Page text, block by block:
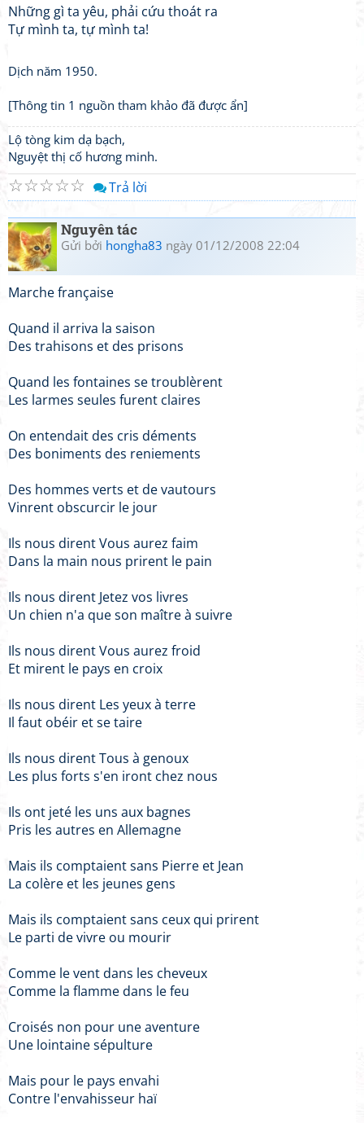
Những gì ta yêu, phải cứu thoát ra
Tự mình ta, tự mình ta!
Dịch năm 1950.
[Thông tin 1 nguồn tham khảo đã được ẩn]
Lộ tòng kim dạ bạch,
Nguyệt thị cố hương minh.
☆
☆
☆
☆
☆ Trả lời
Nguyên tác
Gửi bởi hongha83 ngày 01/12/2008 22:04
Marche française
Quand il arriva la saison
Des trahisons et des prisons
Quand les fontaines se troublèrent
Les larmes seules furent claires
On entendait des cris déments
Des boniments des reniements
Des hommes verts et de vautours
Vinrent obscurcir le jour
Ils nous dirent Vous aurez faim
Dans la main nous prirent le pain
Ils nous dirent Jetez vos livres
Un chien n'a que son maître à suivre
Ils nous dirent Vous aurez froid
Et mirent le pays en croix
Ils nous dirent Les yeux à terre
Il faut obéir et se taire
Ils nous dirent Tous à genoux
Les plus forts s'en iront chez nous
Ils ont jeté les uns aux bagnes
Pris les autres en Allemagne
Mais ils comptaient sans Pierre et Jean
La colère et les jeunes gens
Mais ils comptaient sans ceux qui prirent
Le parti de vivre ou mourir
Comme le vent dans les cheveux
Comme la flamme dans le feu
Croisés non pour une aventure
Une lointaine sépulture
Mais pour le pays envahi
Contre l'envahisseur haï